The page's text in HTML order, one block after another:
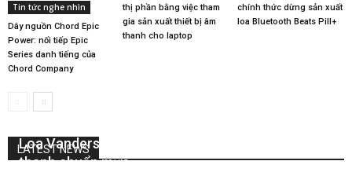
Tin tức nghe nhìn
Dây nguồn Chord Epic
Power: nối tiếp Epic
Series danh tiếng của
Chord Company
thị phần bằng việc tham
gia sản xuất thiết bị âm
thanh cho laptop
chính thức dừng sản xuất
loa Bluetooth Beats Pill+
LATEST NEWS
Loa Vandersteen Model 1Ci mang đẳng cấp âm
thanh chuẩn mực